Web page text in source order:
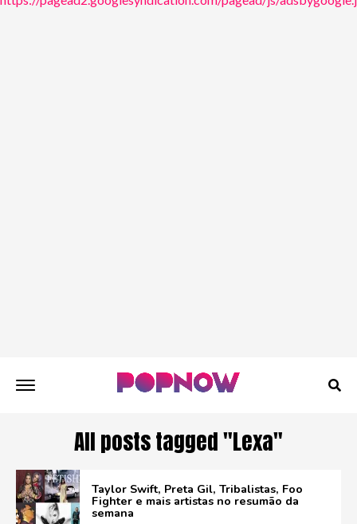
All posts tagged "Lexa"
Taylor Swift, Preta Gil, Tribalistas, Foo
Fighter e mais artistas no resumão da
semana